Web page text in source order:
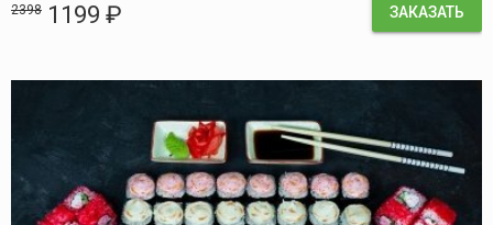
2398 1199 ₽ ЗАКАЗАТЬ